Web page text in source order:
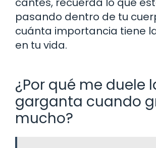
pasando dentro de tu
cuánta importancia tiene
en tu vida.
¿Por qué me duele
garganta cuando
mucho?